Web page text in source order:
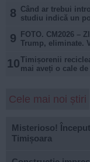
8 Când ar trebui
studiu indică un
9
FOTO. CM2026 –
Trump, eliminate.
10Timișorenii
mai aveți o cale
Cele mai noi știri
Misterioso!
Timișoara